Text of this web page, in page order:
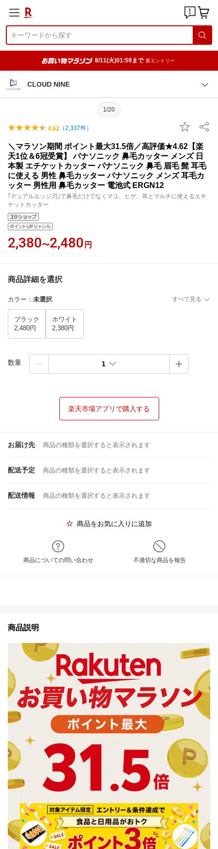
8/11(火)01:59まで 要エントリー
CLOUD NINE
1/20
4.62 （2,337件）
＼マラソン期間 ポイント最大31.5倍／高評価★4.62【楽
天1位＆6冠受賞】 パナソニック 鼻毛カッター メンズ 日
本製 エチケットカッター パナソニック 鼻毛 眉毛 髭 耳毛
に使える 男性 鼻毛カッター パナソニック メンズ 耳毛カ
ッター 男性用 鼻毛カッター 電池式 ERGN12
｢デュアルエッジ刃｣で鼻毛だけでなくマユ、ヒゲ、耳とマルチに使えるエチ
ケットカッター
2,380〜2,480 円
商品詳細を選択
カラー ： 未選択 すべて見る
ブラック
2,480円
ホワイト
2,380円
数量 1
楽天市場アプリで購入する
お届け先 商品の種類を選択すると表示されます
配送予定 商品の種類を選択すると表示されます
配送情報 商品の種類を選択すると表示されます
商品をお気に入りに追加
商品についての問い合わせ 不適切な商品を報告
商品説明